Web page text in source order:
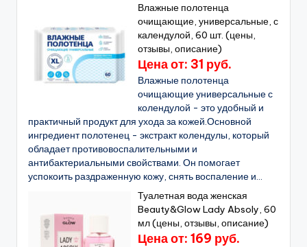
Влажные полотенца
очищающие, универсальные, с
календулой, 60 шт. (цены,
отзывы, описание)
Цена от: 31 руб.
Влажные полотенца
очищающие универсальные с
колендулой - это удобный и
практичный продукт для ухода за кожей.Основной
ингредиент полотенец - экстракт колендулы, который
обладает противовоспалительными и
антибактериальными свойствами. Он помогает
успокоить раздраженную кожу, снять воспаление и...
Туалетная вода женская
Beauty&Glow Lady Absoly, 60
мл (цены, отзывы, описание)
Цена от: 169 руб.